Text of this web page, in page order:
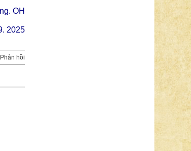
OH
2025
Phản hồi